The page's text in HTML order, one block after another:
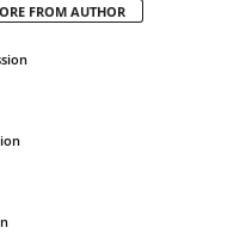
FROM AUTHOR